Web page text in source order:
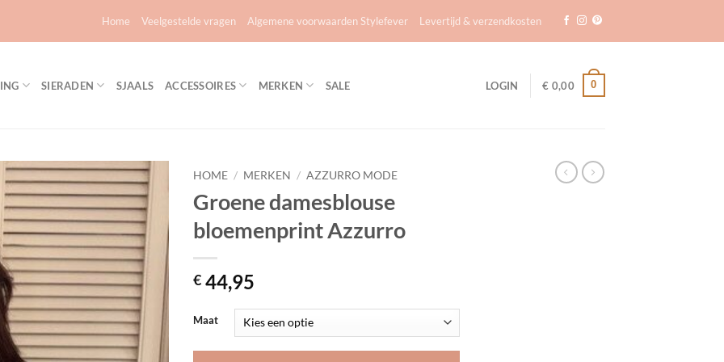
Home Veelgestelde vragen Algemene voorwaarden Stylefever Levertijd & verzendkosten
SIERADEN SJAALS ACCESSOIRES MERKEN SALE LOGIN € 0,00 0
Toevoegen
aan
verlanglijst
HOME / MERKEN / AZZURRO MODE
Groene damesblouse
bloemenprint Azzurro
€ 44,95
Maat